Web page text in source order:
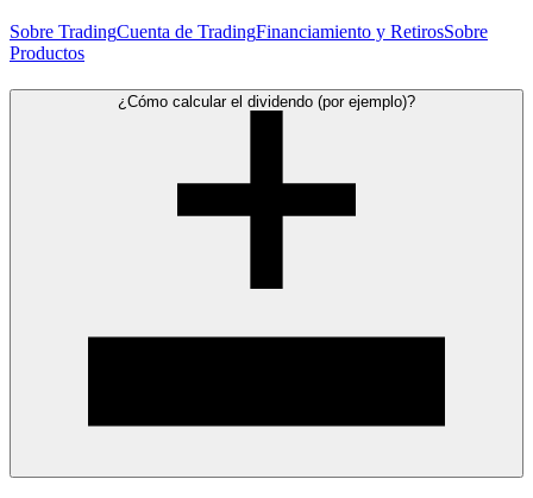
Sobre TradingCuenta de TradingFinanciamiento y RetirosSobre
Productos
¿Cómo calcular el dividendo (por ejemplo)?